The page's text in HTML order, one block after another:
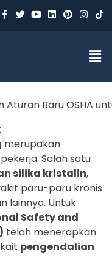
merupakan
Salah satu
silika kristalin,
paru-paru kronis
lainnya. Untuk
Safety and
telah menerapkan
pengendalian